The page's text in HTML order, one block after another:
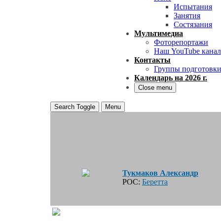
Испытания
Занятия
Состязания
Мультимедиа
Фоторепортажи
Наш YouTube канал
Контакты
Группы подготовки
Календарь на 2026 г.
Close menu
Search Toggle Menu
Тукмаков Александр
РОС: Беретта